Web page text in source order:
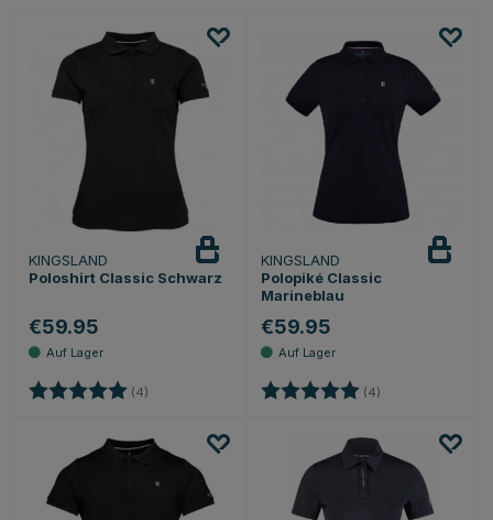
KINGSLAND
Poloshirt Classic Schwarz
€59.95
Bewertung: (4)
KINGSLAND
Polopiké Classic
Marineblau
€59.95
Bewertung: (4)